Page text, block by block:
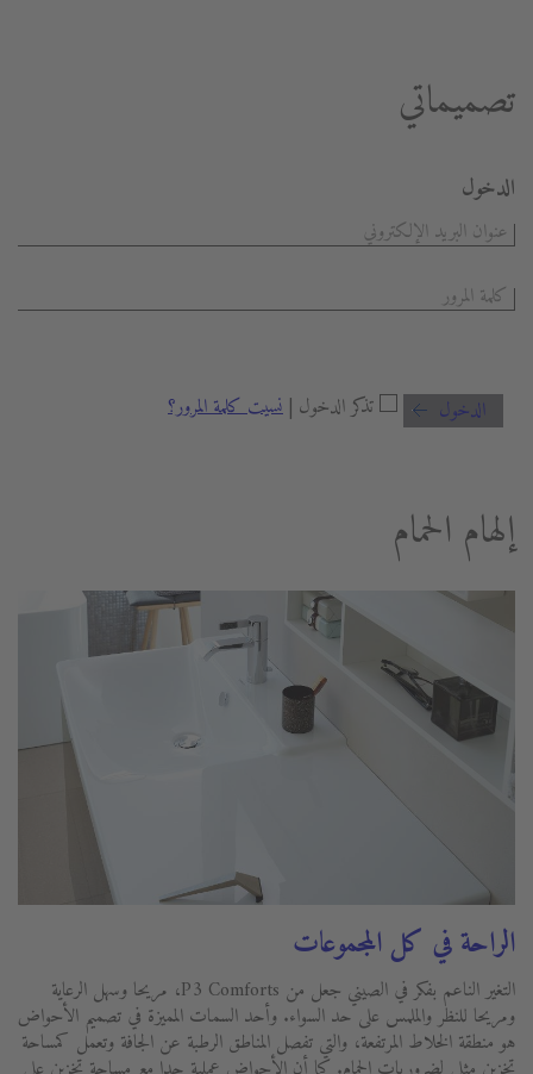
تصميماتي
الدخول
تذكر الدخول | نسيت كلمة المرور؟ الدخول
إلهام الحمام
الراحة في كل المجموعات
التغير الناعم بفكر في الصيني جعل من P3 Comforts، مريحا وسهل الرعاية
ومريحا للنظر والملمس على حد السواء. وأحد السمات المميزة في تصميم الأحواض
هو منطقة الخلاط المرتفعة، والتي تفصل المناطق الرطبة عن الجافة وتعمل كمساحة